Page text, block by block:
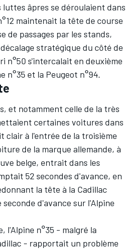
âpres se déroulaient dans
maintenait la tête de course
de passages par les stands,
stratégique du côté de
n°50 s'intercalait en deuxième
n°35 et la Peugeot n°94.
et notamment celle de la très
certaines voitures dans
clair à l'entrée de la troisième
de la marque allemande, à
belge, entrait dans les
52 secondes d'avance, en
la tête à la Cadillac
seconde d'avance sur l'Alpine
l'Alpine n°35 - malgré la
- rapportait un problème